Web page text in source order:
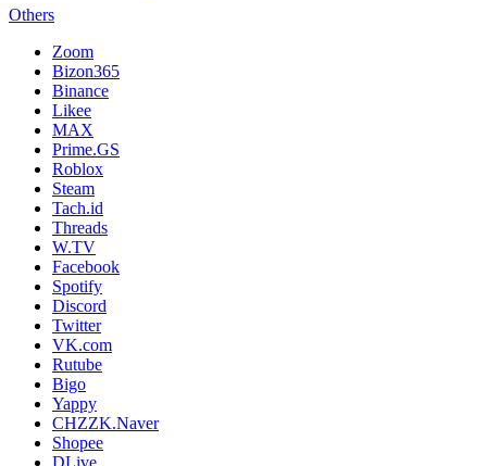
Others
Zoom
Bizon365
Binance
Likee
MAX
Prime.GS
Roblox
Steam
Tach.id
Threads
W.TV
Facebook
Spotify
Discord
Twitter
VK.com
Rutube
Bigo
Yappy
CHZZK.Naver
Shopee
DLive